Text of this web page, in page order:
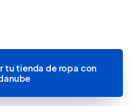
tu tienda de ropa con